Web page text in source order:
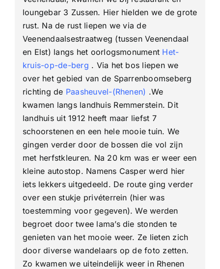
loungebar 3 Zussen. Hier hielden we de grote
rust. Na de rust liepen we via de
Veenendaalsestraatweg (tussen Veenendaal
en Elst) langs het oorlogsmonument Het-
kruis-op-de-berg . Via het bos liepen we
over het gebied van de Sparrenboomseberg
richting de Paasheuvel-(Rhenen) .We
kwamen langs landhuis Remmerstein. Dit
landhuis uit 1912 heeft maar liefst 7
schoorstenen en een hele mooie tuin. We
gingen verder door de bossen die vol zijn
met herfstkleuren. Na 20 km was er weer een
kleine autostop. Namens Casper werd hier
iets lekkers uitgedeeld. De route ging verder
over een stukje privéterrein (hier was
toestemming voor gegeven). We werden
begroet door twee lama’s die stonden te
genieten van het mooie weer. Ze lieten zich
door diverse wandelaars op de foto zetten.
Zo kwamen we uiteindelijk weer in Rhenen